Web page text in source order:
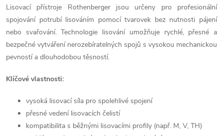
Lisovací přístroje Rothenberger jsou určeny pro profesionální
spojování potrubí lisováním pomocí tvarovek bez nutnosti pájení
nebo svařování. Technologie lisování umožňuje rychlé, přesné a
bezpečné vytváření nerozebíratelných spojů s vysokou mechanickou
pevností a dlouhodobou těsností.
Klíčové vlastnosti:
vysoká lisovací síla pro spolehlivé spojení
přesné vedení lisovacích čelistí
kompatibilita s běžnými lisovacími profily (např. M, V, TH)